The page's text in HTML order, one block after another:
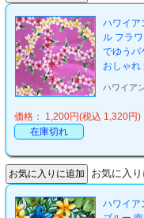
ハワイア
ル フラ
でゆうパ
おしゃれ
ハワイア
価格： 1,200円(税込 1,320円)
在庫切れ
お気に入
ハワイア